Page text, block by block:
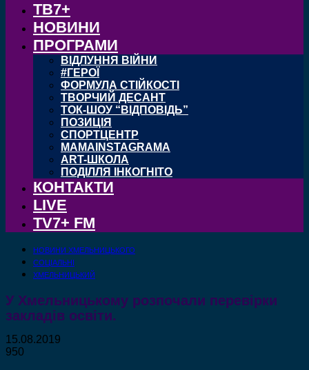
ТВ7+
НОВИНИ
ПРОГРАМИ
ВІДЛУННЯ ВІЙНИ
#ГЕРОЇ
ФОРМУЛА СТІЙКОСТІ
ТВОРЧИЙ ДЕСАНТ
ТОК-ШОУ “ВІДПОВІДЬ”
ПОЗИЦІЯ
СПОРТЦЕНТР
MAMAINSTAGRAMA
ART-ШКОЛА
ПОДІЛЛЯ ІНКОГНІТО
КОНТАКТИ
LIVE
TV7+ FM
НОВИНИ ХМЕЛЬНИЦЬКОГО
СОЦІАЛЬНІ
ХМЕЛЬНИЦЬКИЙ
У Хмельницькому розпочали перевірки
закладів освіти.
15.08.2019
950